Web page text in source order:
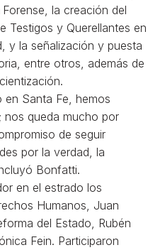
la creación del
Testigos y Querellantes en
y la señalización y puesta
entre otros, además de
en Santa Fe, hemos
nos queda mucho por
de seguir
por la verdad, la
Bonfatti.
en el estrado los
Humanos, Juan
del Estado, Rubén
Fein. Participaron